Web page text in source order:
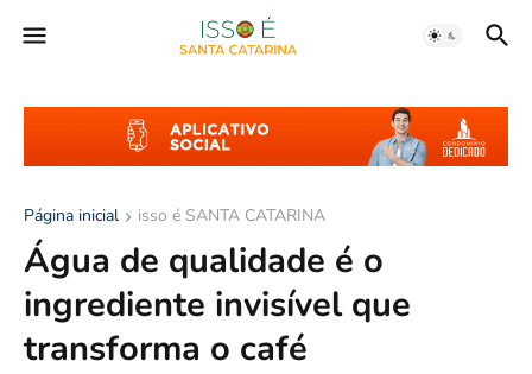
Página inicial isso é SANTA CATARINA
Água de qualidade é o
ingrediente invisível que
transforma o café